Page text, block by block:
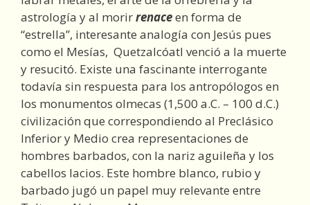
astrología y al morirrenaceen forma de
“estrella”, interesante analogía con Jesús pues
como el Mesías, Quetzalcóatl venció a la muerte
y resucitó. Existe una fascinante interrogante
todavía sin respuesta para los antropólogos en
los monumentos olmecas (1,500 a.C. – 100 d.C.)
civilización que correspondiendo al Preclásico
Inferior y Medio crea representaciones de
hombres barbados, con la nariz aguileña y los
cabellos lacios. Este hombre blanco, rubio y
barbado jugó un papel muy relevante entre